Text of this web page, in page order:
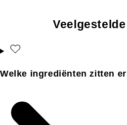
Welke ingrediënten zitten